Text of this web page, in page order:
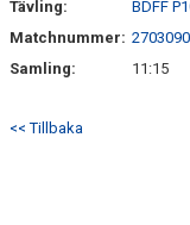
DOKUMENT
Tävling:
BDFF
Matchnummer:
Samling:
11:15
<< Tillbaka